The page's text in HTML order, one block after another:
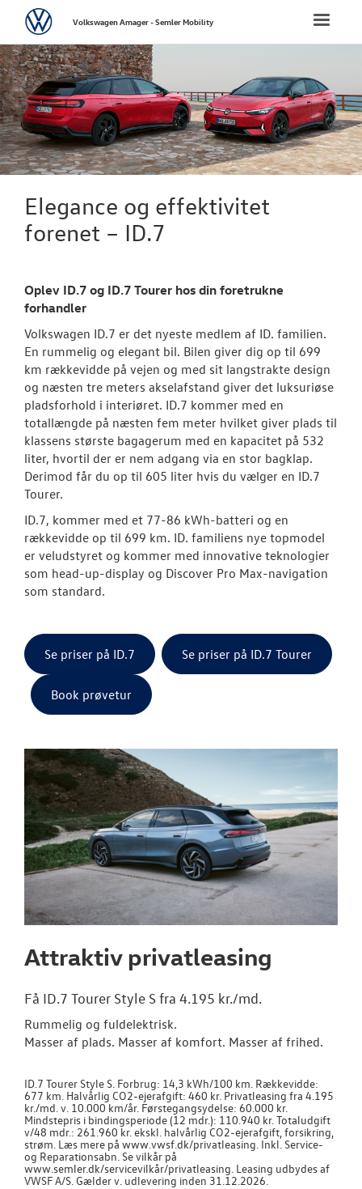
NYE
Bestil
Finansiering
Elektrisk
Modeller
ID.3 Neo
ID.4
ID.5
ID. Buzz
Aktuelle
ID.7 og ID.7
Den nye
Garanti
NYE VAREBILER
BRUGTE BILER
VÆRKSTED
RESERVEDELE
NYHEDER
OM OS
JOB OG
Toggle
VolkswagenVolkswagen Amager - Semler Mobility
Elegance og effektivitet
forenet – ID.7
Oplev ID.7 og ID.7 Tourer hos din foretrukne
forhandler
Volkswagen ID.7 er det nyeste medlem af ID. familien.
En rummelig og elegant bil. Bilen giver dig op til 699
km rækkevidde på vejen og med sit langstrakte design
og næsten tre meters akselafstand giver det luksuriøse
pladsforhold i interiøret. ID.7 kommer med en
totallængde på næsten fem meter hvilket giver plads til
klassens største bagagerum med en kapacitet på 532
liter, hvortil der er nem adgang via en stor bagklap.
Derimod får du op til 605 liter hvis du vælger en ID.7
Tourer.
ID.7, kommer med et 77-86 kWh-batteri og en
rækkevidde op til 699 km. ID. familiens nye topmodel
er veludstyret og kommer med innovative teknologier
som head-up-display og Discover Pro Max-navigation
som standard.
Se priser på ID.7 Se priser på ID.7 Tourer
Book prøvetur
Attraktiv privatleasing
Få ID.7 Tourer Style S fra 4.195 kr./md.
Rummelig og fuldelektrisk.
Masser af plads. Masser af komfort. Masser af frihed.
ID.7 Tourer Style S. Forbrug: 14,3 kWh/100 km. Rækkevidde:
677 km. Halvårlig CO2-ejerafgift: 460 kr. Privatleasing fra 4.195
kr./md. v. 10.000 km/år. Førstegangsydelse: 60.000 kr.
Mindstepris i bindingsperiode (12 mdr.): 110.940 kr. Totaludgift
v/48 mdr.: 261.960 kr. ekskl. halvårlig CO2-ejerafgift, forsikring,
strøm. Læs mere på www.vwsf.dk/privatleasing. Inkl. Service-
og Reparationsabn. Se vilkår på
www.semler.dk/servicevilkår/privatleasing. Leasing udbydes af
VWSF A/S. Gælder v. udlevering inden 31.12.2026.